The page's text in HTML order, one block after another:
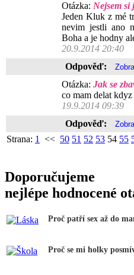
Otázka: Nejsem si
Jeden Kluk z mé
nevim jestli ano
Boha a je hodny
20.9.2014 20:40
Odpověď:
Otázka: Jak se
co mam delat
19.9.2014 09:39
Odpověď:
Strana: 1 << 50 51 52 53 54 55
Doporučujeme
nejlépe hodnocené
Proč patří sex až do
Proč se mi holky